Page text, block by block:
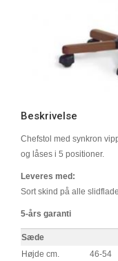
Beskrivelse
Chefstol med synkron
og låses i 5 positioner.
Leveres med:
Sort skind på alle
5-års garanti
Sæde
Højde cm.
46-54